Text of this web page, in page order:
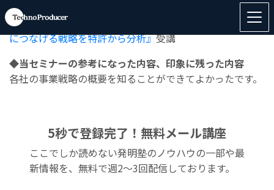
『富士フイルム・JSRはなぜヘルスケア事業への転換に成
功できたのか？ ～既存の強みを創薬分野の新規事業創出
につなげる戦略を特許から分析』受講
◆当セミナーの参考になった内容、印象に残った内容
各社の事業戦略の概要を知ることができてよかったです。
5秒で登録完了！無料メール講座
ここでしか読めない発明塾のノウハウの一部や最
新情報を、無料で週2〜3回配信しております。